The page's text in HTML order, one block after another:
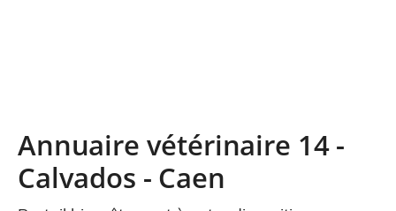
Annuaire vétérinaire 14 -
Calvados - Caen